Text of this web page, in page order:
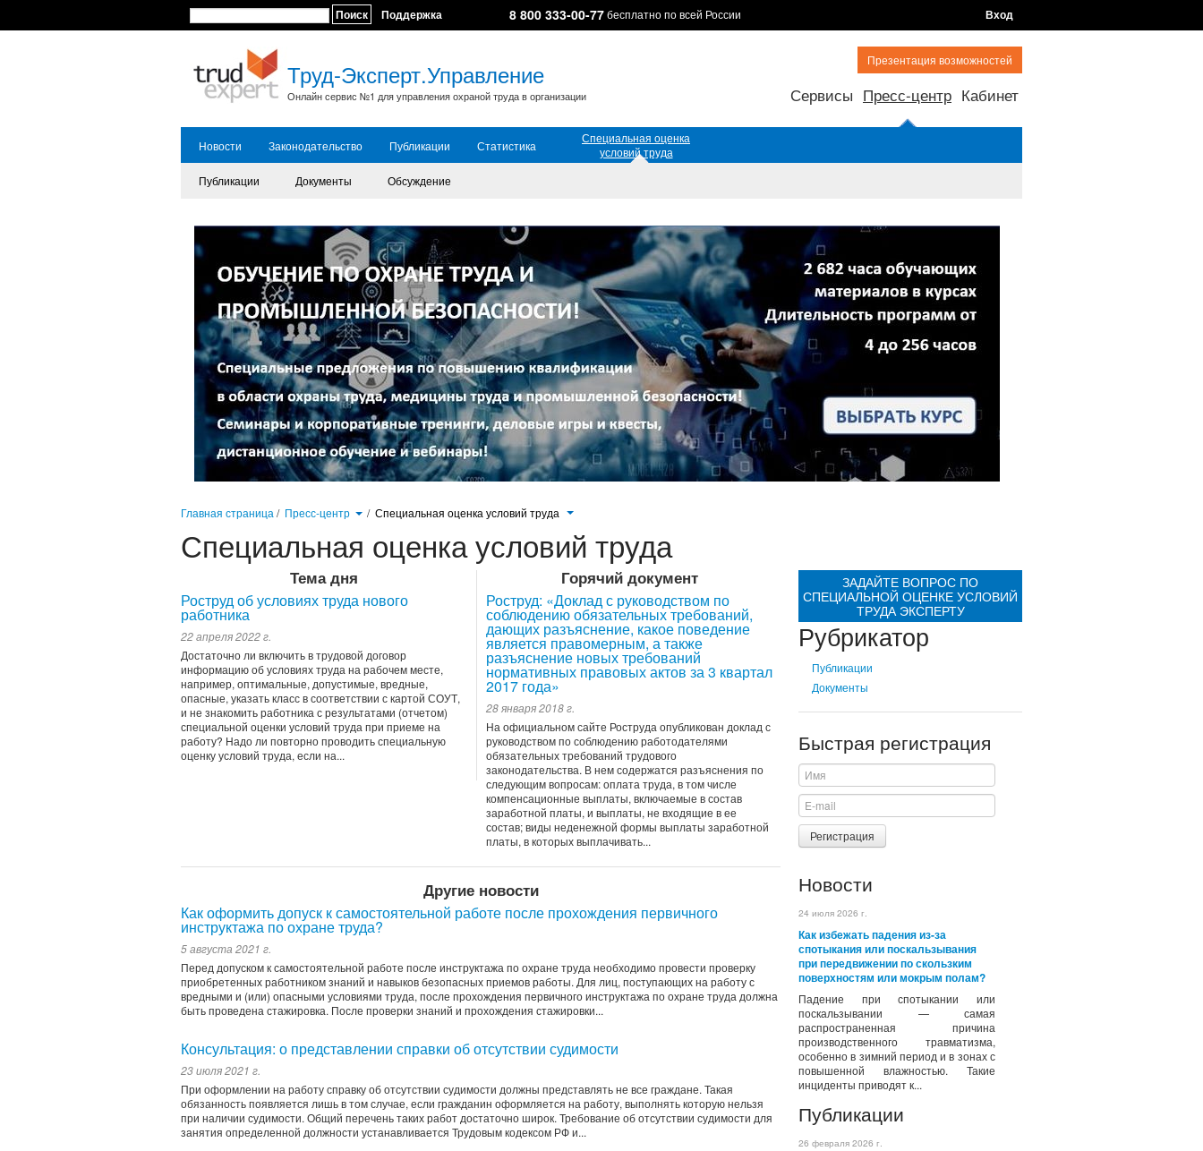
Поиск Поддержка 8 800 333-00-77бесплатно по всей России Вход
Труд-Эксперт.Управление
Онлайн сервис №1 для управления охраной труда в организации
Презентация возможностей
Сервисы Пресс-центр Кабинет
Новости Законодательство Публикации Статистика
Специальная оценка
условий труда
Публикации
Документы Обсуждение
Главная страница / Пресс-центр / Специальная оценка условий труда
Специальная оценка условий труда
ЗАДАЙТЕ ВОПРОС ПО
СПЕЦИАЛЬНОЙ ОЦЕНКЕ УСЛОВИЙ
ТРУДА ЭКСПЕРТУ
Рубрикатор
Публикации
Документы
Быстрая регистрация
Регистрация
Новости
24 июля 2026 г.
Как избежать падения из-за
спотыкания или поскальзывания
при передвижении по скользким
поверхностям или мокрым полам?
Падение при спотыкании или
поскальзывании — самая
распространенная причина
производственного травматизма,
особенно в зимний период и в зонах с
повышенной влажностью. Такие
инциденты приводят к...
Публикации
26 февраля 2026 г.
Тема дня
Роструд об условиях труда нового
работника
22 апреля 2022 г.
Достаточно ли включить в трудовой договор
информацию об условиях труда на рабочем месте,
например, оптимальные, допустимые, вредные,
опасные, указать класс в соответствии с картой СОУТ,
и не знакомить работника с результатами (отчетом)
специальной оценки условий труда при приеме на
работу? Надо ли повторно проводить специальную
оценку условий труда, если на...
Горячий документ
Роструд: «Доклад с руководством по
соблюдению обязательных требований,
дающих разъяснение, какое поведение
является правомерным, а также
разъяснение новых требований
нормативных правовых актов за 3 квартал
2017 года»
28 января 2018 г.
На официальном сайте Роструда опубликован доклад с
руководством по соблюдению работодателями
обязательных требований трудового
законодательства. В нем содержатся разъяснения по
следующим вопросам: оплата труда, в том числе
компенсационные выплаты, включаемые в состав
заработной платы, и выплаты, не входящие в ее
состав; виды неденежной формы выплаты заработной
платы, в которых выплачивать...
Другие новости
Как оформить допуск к самостоятельной работе после прохождения первичного
инструктажа по охране труда?
5 августа 2021 г.
Перед допуском к самостоятельной работе после инструктажа по охране труда необходимо провести проверку
приобретенных работником знаний и навыков безопасных приемов работы. Для лиц, поступающих на работу с
вредными и (или) опасными условиями труда, после прохождения первичного инструктажа по охране труда должна
быть проведена стажировка. После проверки знаний и прохождения стажировки...
Консультация: о представлении справки об отсутствии судимости
23 июля 2021 г.
При оформлении на работу справку об отсутствии судимости должны представлять не все граждане. Такая
обязанность появляется лишь в том случае, если гражданин оформляется на работу, выполнять которую нельзя
при наличии судимости. Общий перечень таких работ достаточно широк. Требование об отсутствии судимости для
занятия определенной должности устанавливается Трудовым кодексом РФ и...